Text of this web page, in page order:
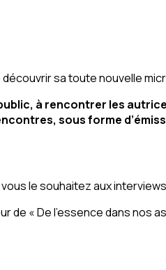
sa toute nouvelle
à rencontrer les
sous forme
le souhaitez aux
de « De l’essence dans nos